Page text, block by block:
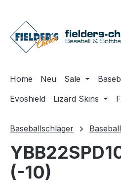
Home Neu Sale
Evoshield
Lizard Skins
Baseballschläger Baseball
(-10)